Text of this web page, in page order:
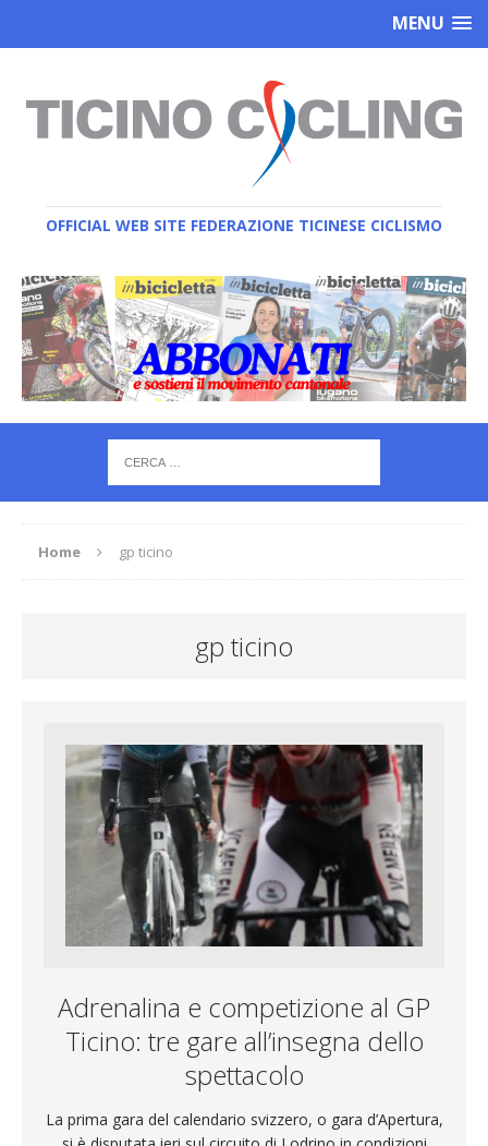
MENU
OFFICIAL WEB SITE FEDERAZIONE TICINESE CICLISMO
Home gp ticino
gp ticino
Adrenalina e competizione al GP
Ticino: tre gare all’insegna dello
spettacolo
La prima gara del calendario svizzero, o gara d’Apertura,